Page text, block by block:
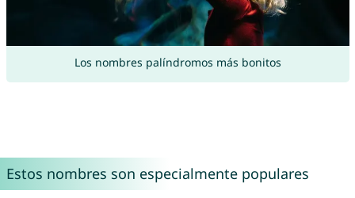
Los nombres palíndromos más bonitos
Estos nombres son especialmente populares